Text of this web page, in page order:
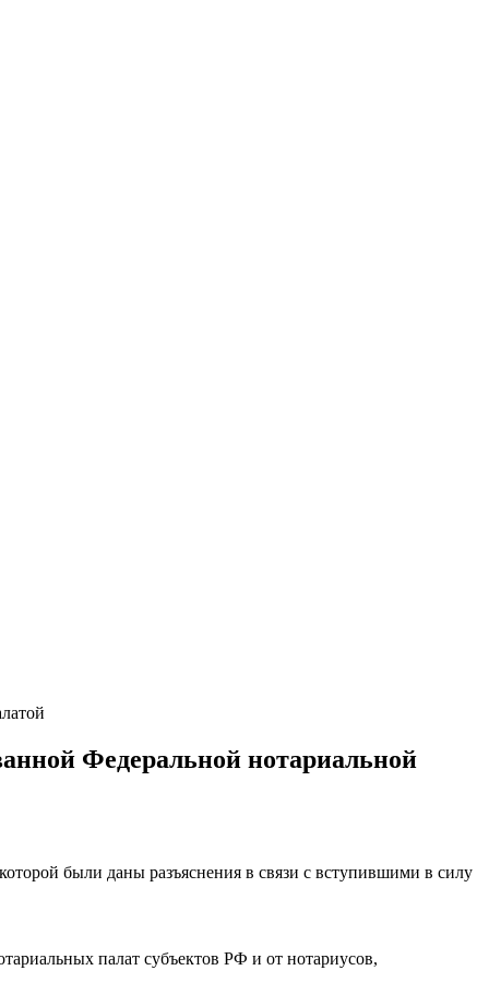
Федеральной нотариальной
были даны разъяснения в связи с вступившими в силу
палат субъектов РФ и от нотариусов,